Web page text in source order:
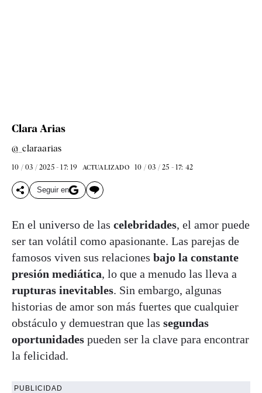
Clara Arias
@_claraarias
10 / 03 / 2025 - 17: 19 ACTUALIZADO 10 / 03 / 25 - 17: 42
Seguir en
En el universo de las celebridades, el amor puede
ser tan volátil como apasionante. Las parejas de
famosos viven sus relaciones bajo la constante
presión mediática, lo que a menudo las lleva a
rupturas inevitables. Sin embargo, algunas
historias de amor son más fuertes que cualquier
obstáculo y demuestran que las segundas
oportunidades pueden ser la clave para encontrar
la felicidad.
PUBLICIDAD